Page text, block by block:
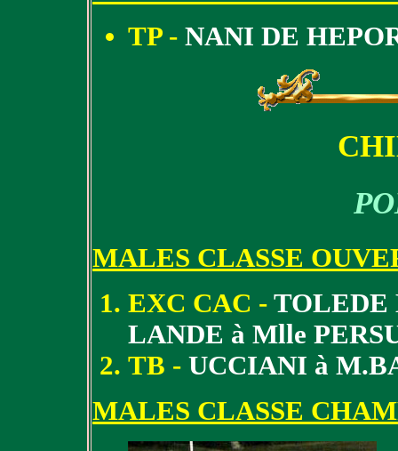
TP - NANI DE
MALES CLASSE
EXC CAC - TOLEDE
LANDE à Mlle
TB - UCCIANI à
MALES CLASSE